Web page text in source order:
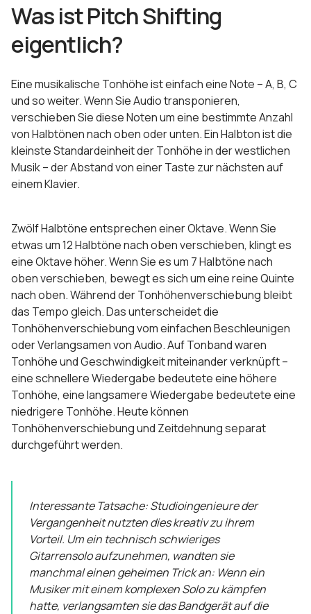
Was ist Pitch Shifting
eigentlich?
Eine musikalische Tonhöhe ist einfach eine Note – A, B, C
und so weiter. Wenn Sie Audio transponieren,
verschieben Sie diese Noten um eine bestimmte Anzahl
von Halbtönen nach oben oder unten. Ein Halbton ist die
kleinste Standardeinheit der Tonhöhe in der westlichen
Musik – der Abstand von einer Taste zur nächsten auf
einem Klavier.
Zwölf Halbtöne entsprechen einer Oktave. Wenn Sie
etwas um 12 Halbtöne nach oben verschieben, klingt es
eine Oktave höher. Wenn Sie es um 7 Halbtöne nach
oben verschieben, bewegt es sich um eine reine Quinte
nach oben. Während der Tonhöhenverschiebung bleibt
das Tempo gleich. Das unterscheidet die
Tonhöhenverschiebung vom einfachen Beschleunigen
oder Verlangsamen von Audio. Auf Tonband waren
Tonhöhe und Geschwindigkeit miteinander verknüpft –
eine schnellere Wiedergabe bedeutete eine höhere
Tonhöhe, eine langsamere Wiedergabe bedeutete eine
niedrigere Tonhöhe. Heute können
Tonhöhenverschiebung und Zeitdehnung separat
durchgeführt werden.
Interessante Tatsache: Studioingenieure der
Vergangenheit nutzten dies kreativ zu ihrem
Vorteil. Um ein technisch schwieriges
Gitarrensolo aufzunehmen, wandten sie
manchmal einen geheimen Trick an: Wenn ein
Musiker mit einem komplexen Solo zu kämpfen
hatte, verlangsamten sie das Bandgerät auf die